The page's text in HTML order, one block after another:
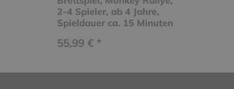
2-4 Spieler, ab 4 Jahre,
Spieldauer ca. 15 Minuten
55,99 € *